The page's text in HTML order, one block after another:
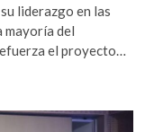
liderazgo en las
mayoría del
el proyecto…